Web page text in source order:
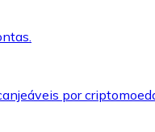
por